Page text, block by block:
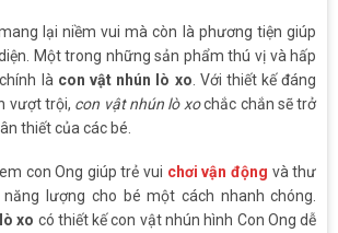
lại niềm vui mà còn là phương tiện giúp
Một trong những sản phẩm thú vị và hấp
là con vật nhún lò xo . Với thiết kế đáng
vượt trội, con vật nhún lò xochắc chắn sẽ trở
thiết của các bé.
con Ong giúp trẻ vui chơi vận động và thư
lượng cho bé một cách nhanh chóng.
xo có thiết kế con vật nhún hình Con Ong dễ